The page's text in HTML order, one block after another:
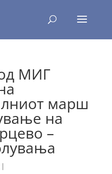
МИГ
марш
на
–
|